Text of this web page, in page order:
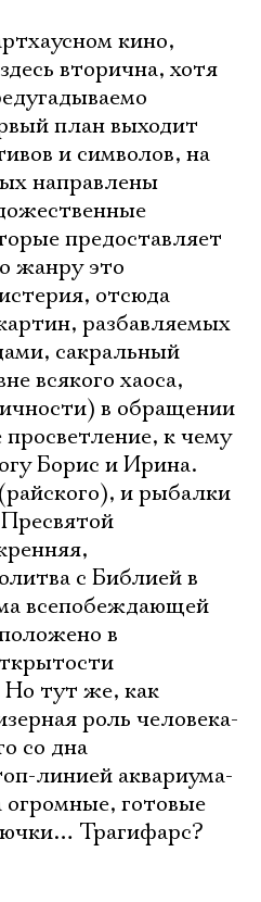
кино,
вторична, хотя
план выходит
и символов, на
направлены
предоставляет
жанру это
отсюда
разбавляемых
сакральный
всякого хаоса,
в обращении
просветление, к чему
Борис и Ирина.
и рыбалки
с Библией в
всепобеждающей
в
тут же, как
роль человека-
со дна
линией аквариума-
готовые
Трагифарс?